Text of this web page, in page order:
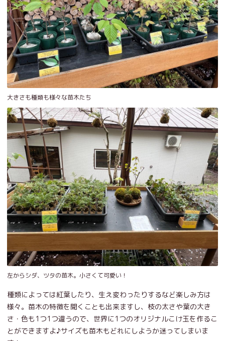
大きさも種類も様々な苗木たち
左からシダ、ツタの苗木。小さくて可愛い！
種類によっては紅葉したり、生え変わったりするなど楽しみ方は
様々。苗木の特徴を聞くことも出来ますし、枝の太さや葉の大き
さ・色も1つ1つ違うので、世界に1つのオリジナルこけ玉を作るこ
とができますよ♪サイズも苗木もどれにしようか迷ってしまいま